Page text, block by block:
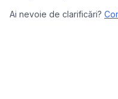
Ai nevoie de clarificări?